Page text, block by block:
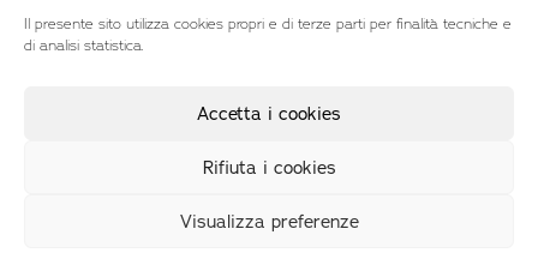
Il presente sito utilizza cookies propri e di terze parti per finalità tecniche e
di analisi statistica.
Accetta i cookies
Rifiuta i cookies
Visualizza preferenze
KERD1937B